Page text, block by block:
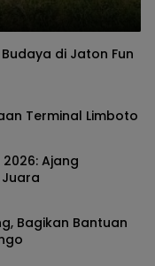
Budaya di Jaton Fun
Terminal Limboto
2026: Ajang
Bagikan Bantuan